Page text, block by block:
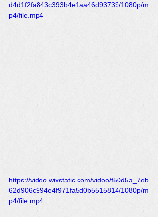
d4d1f2fa843c393b4e1aa46d93739/1080p/m
p4/file.mp4
https://video.wixstatic.com/video/f50d5a_7eb
62d906c994e4f971fa5d0b5515814/1080p/m
p4/file.mp4